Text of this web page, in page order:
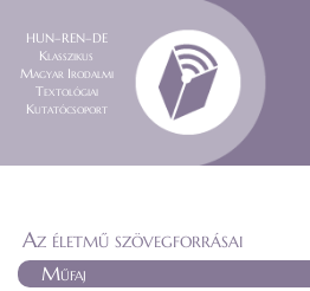
HUN–REN–DE
Klasszikus
Magyar Irodalmi
Textológiai
Kutatócsoport
Az életmű szövegforrásai
Műfaj